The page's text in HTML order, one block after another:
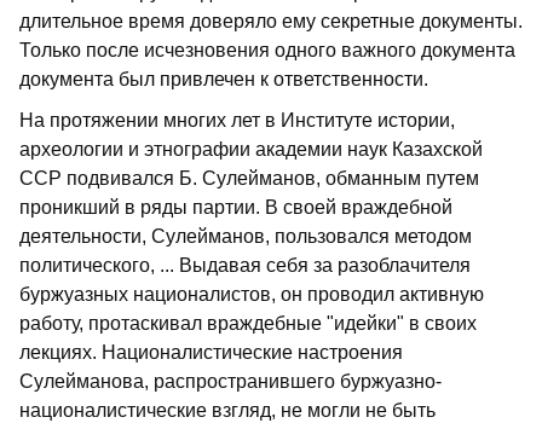
длительное время доверяло ему секретные документы.
Только после исчезновения одного важного документа
документа был привлечен к ответственности.
На протяжении многих лет в Институте истории,
археологии и этнографии академии наук Казахской
ССР подвивался Б. Сулейманов, обманным путем
проникший в ряды партии. В своей враждебной
деятельности, Сулейманов, пользовался методом
политического, ... Выдавая себя за разоблачителя
буржуазных националистов, он проводил активную
работу, протаскивал враждебные "идейки" в своих
лекциях. Националистические настроения
Сулейманова, распространившего буржуазно-
националистические взгляд, не могли не быть